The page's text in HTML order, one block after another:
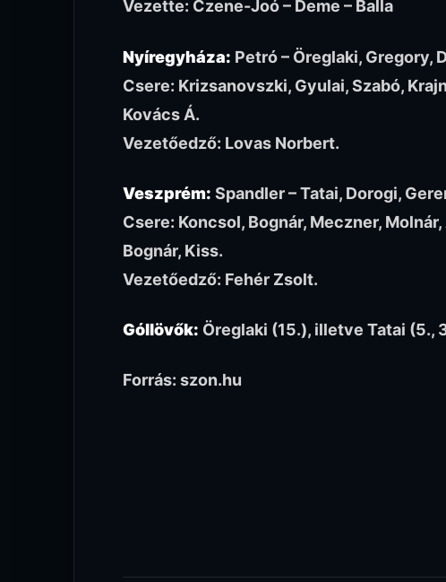
Vezette: Czene-Joó – Deme – Balla
Nyíregyháza: Petró – Öreglaki, Gregory,
Csere: Krizsanovszki, Gyulai, Szabó,
Kovács Á.
Vezetőedző: Lovas Norbert.
Veszprém: Spandler – Tatai, Dorogi,
Csere: Koncsol, Bognár, Meczner,
Bognár, Kiss.
Vezetőedző: Fehér Zsolt.
Góllövők: Öreglaki (15.), illetve Tatai (5.,
Forrás: szon.hu